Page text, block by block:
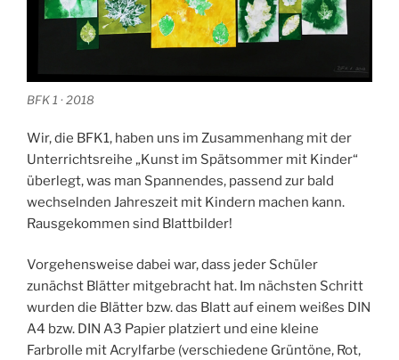
BFK 1 · 2018
Wir, die BFK1, haben uns im Zusammenhang mit der
Unterrichtsreihe „Kunst im Spätsommer mit Kinder“
überlegt, was man Spannendes, passend zur bald
wechselnden Jahreszeit mit Kindern machen kann.
Rausgekommen sind Blattbilder!
Vorgehensweise dabei war, dass jeder Schüler
zunächst Blätter mitgebracht hat. Im nächsten Schritt
wurden die Blätter bzw. das Blatt auf einem weißes DIN
A4 bzw. DIN A3 Papier platziert und eine kleine
Farbrolle mit Acrylfarbe (verschiedene Grüntöne, Rot,